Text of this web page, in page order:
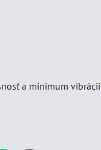
a minimum vibrácií